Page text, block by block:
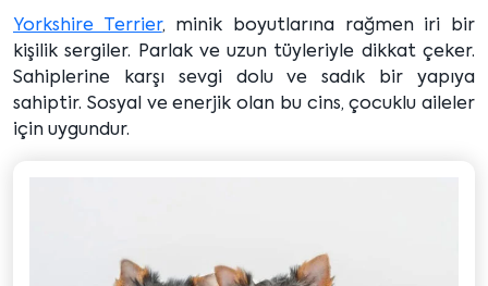
Yorkshire Terrier, minik boyutlarına rağmen iri bir
kişilik sergiler. Parlak ve uzun tüyleriyle dikkat çeker.
Sahiplerine karşı sevgi dolu ve sadık bir yapıya
sahiptir. Sosyal ve enerjik olan bu cins, çocuklu aileler
için uygundur.